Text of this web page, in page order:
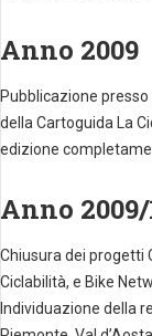
Anno 2009
Pubblicazione presso
della Cartoguida La
edizione
Anno 2009/
Chiusura dei progetti
Ciclabilità, e Bike
Individuazione della